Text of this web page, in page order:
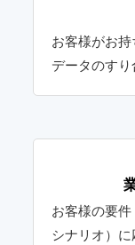
お客様がお
データのす
お客様の要
シナリオ）